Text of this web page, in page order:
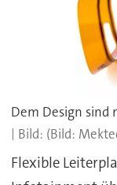
(Bild:
Flexible